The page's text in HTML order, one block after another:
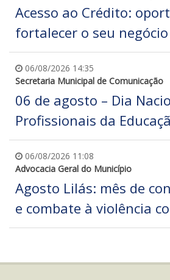
Acesso ao Crédito:
fortalecer o seu
06/08/2026 14:35
Secretaria Municipal de Comunicação
06 de agosto – Dia
Profissionais da
06/08/2026 11:08
Advocacia Geral do Município
Agosto Lilás: mês de
e combate à violência